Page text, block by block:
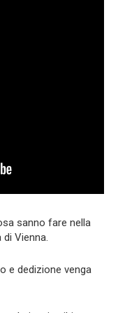
sanno fare nella
Vienna.
e dedizione venga